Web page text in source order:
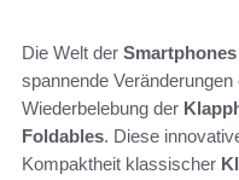
Die Welt der Smartphones
spannende
Wiederbelebung der
Foldables. Diese
Kompaktheit klassischer